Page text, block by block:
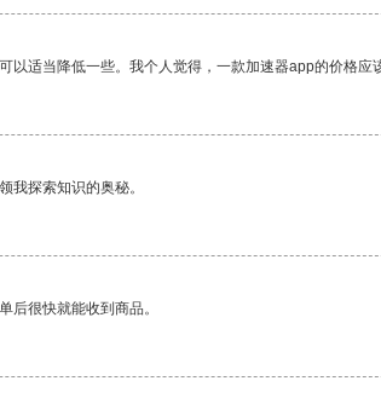
以适当降低一些。我个人觉得，一款加速器app的价格应
我探索知识的奥秘。
后很快就能收到商品。